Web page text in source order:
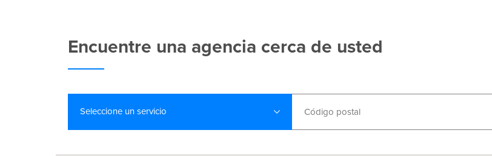
Encuentre una agencia cerca de usted
Seleccione un servicio